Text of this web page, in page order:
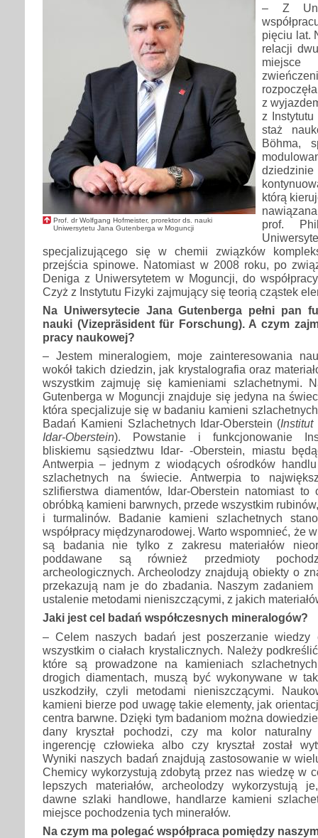
Prof. dr Wolfgang Hofmeister, prorektor ds. nauki
Uniwersytetu Jana Gutenberga w Moguncji
– Z
pięciu lat.
relacji
z
z
staż
Böhma,
którą
prof.
specjalizującego się w chemii związków
przejścia spinowe. Natomiast w 2008 roku, po
Deniga z Uniwersytetem w Moguncji, do
Czyż z Instytutu Fizyki zajmujący się teorią cząstek
Na Uniwersytecie Jana Gutenberga pełni pan
nauki (Vizepräsident für Forschung). A czym
pracy naukowej?
– Jestem mineralogiem, moje zainteresowania
wokół takich dziedzin, jak krystalografia oraz
wszystkim zajmuję się kamieniami szlachetnymi.
Gutenberga w Moguncji znajduje się jedyna na
która specjalizuje się w badaniu kamieni
Badań Kamieni Szlachetnych Idar-Oberstein (Institut
Idar-Oberstein). Powstanie i funkcjonowanie
bliskiemu sąsiedztwu Idar- -Oberstein, miastu
Antwerpia – jednym z wiodących ośrodków
szlachetnych na świecie. Antwerpia to
szlifierstwa diamentów, Idar-Oberstein natomiast to
obróbką kamieni barwnych, przede wszystkim
i turmalinów. Badanie kamieni szlachetnych
współpracy międzynarodowej. Warto wspomnieć, że
są badania nie tylko z zakresu materiałów
poddawane są również przedmioty
archeologicznych. Archeolodzy znajdują obiekty o
przekazują nam je do zbadania. Naszym
ustalenie metodami nieniszczącymi, z jakich
Jaki jest cel badań współczesnych mineralogów?
– Celem naszych badań jest poszerzanie wiedzy
wszystkim o ciałach krystalicznych. Należy
które są prowadzone na kamieniach
drogich diamentach, muszą być wykonywane w
uszkodziły, czyli metodami nieniszczącymi.
kamieni bierze pod uwagę takie elementy, jak
centra barwne. Dzięki tym badaniom można
dany kryształ pochodzi, czy ma kolor
ingerencję człowieka albo czy kryształ został
Wyniki naszych badań znajdują zastosowanie w
Chemicy wykorzystują zdobytą przez nas wiedzę w
lepszych materiałów, archeolodzy wykorzystują
dawne szlaki handlowe, handlarze kamieni
miejsce pochodzenia tych minerałów.
Na czym ma polegać współpraca pomiędzy